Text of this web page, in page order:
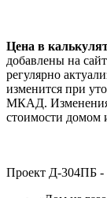
Цена в
добавлены на
регулярно
изменится при
МКАД. Изменения
стоимости домом
Проект Д-304ПБ -